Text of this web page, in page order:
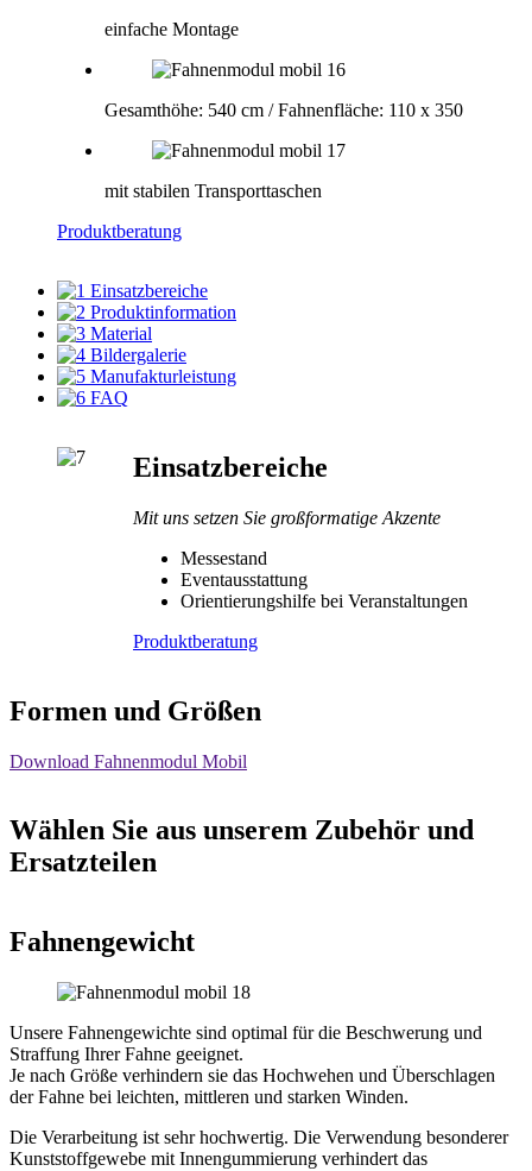
einfache Montage
Gesamthöhe: 540 cm / Fahnenfläche: 110 x 350
mit stabilen Transporttaschen
Produktberatung
Einsatzbereiche
Produktinformation
Material
Bildergalerie
Manufakturleistung
FAQ
Einsatzbereiche
Mit uns setzen Sie großformatige Akzente
Messestand
Eventausstattung
Orientierungshilfe bei Veranstaltungen
Produktberatung
Formen und Größen
Download Fahnenmodul Mobil
Wählen Sie aus unserem Zubehör und
Ersatzteilen
Fahnengewicht
Unsere Fahnengewichte sind optimal für die Beschwerung und
Straffung Ihrer Fahne geeignet.
Je nach Größe verhindern sie das Hochwehen und Überschlagen
der Fahne bei leichten, mittleren und starken Winden.
Die Verarbeitung ist sehr hochwertig. Die Verwendung besonderer
Kunststoffgewebe mit Innengummierung verhindert das